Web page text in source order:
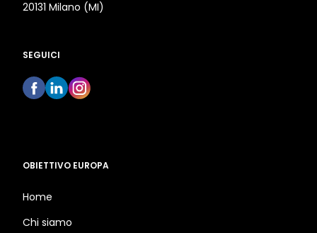
20131 Milano (MI)
SEGUICI
OBIETTIVO EUROPA
Home
Chi siamo